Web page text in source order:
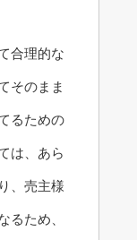
合理的な
そのまま
るための
は、あら
、売主様
るため、